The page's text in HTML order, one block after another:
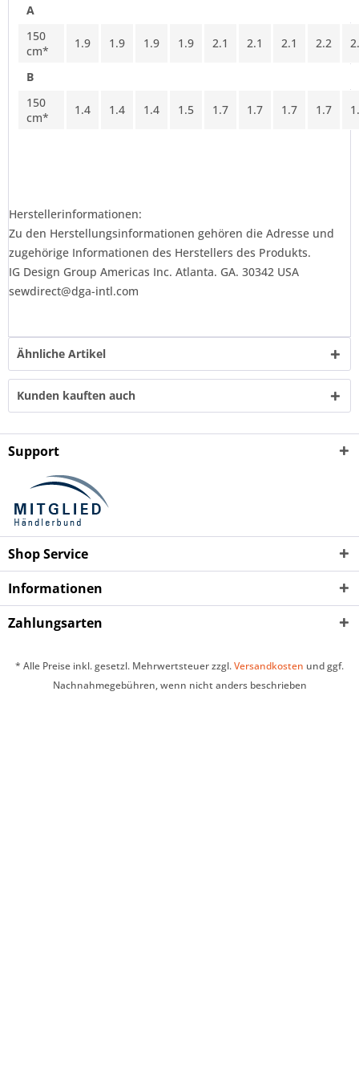
A
150
cm*
1.9 1.9 1.9 1.9 2.1 2.1 2.1 2.2
B
150
cm*
1.4 1.4 1.4 1.5 1.7 1.7 1.7 1.7
Herstellerinformationen:
Zu den Herstellungsinformationen gehören die Adresse und
zugehörige Informationen des Herstellers des Produkts.
IG Design Group Americas Inc. Atlanta. GA. 30342 USA
sewdirect@dga-intl.com
Ähnliche Artikel
Kunden kauften auch
Support
Shop Service
Informationen
Zahlungsarten
* Alle Preise inkl. gesetzl. Mehrwertsteuer zzgl.Versandkosten und ggf.
Nachnahmegebühren, wenn nicht anders beschrieben